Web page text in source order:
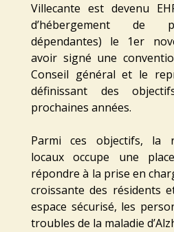
Villecante est devenu
d’hébergement de
dépendantes) le 1er
avoir signé une
Conseil général et le
définissant des
prochaines années.
Parmi ces objectifs, la
locaux occupe une
répondre à la prise en
croissante des résidents
espace sécurisé, les
troubles de la maladie